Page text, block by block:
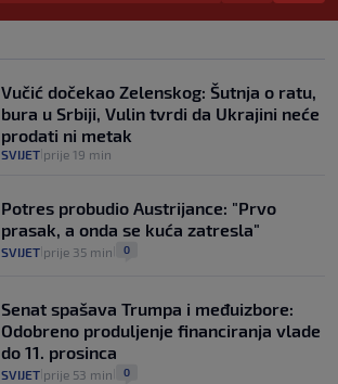
0
automobilom na Hvar iz Zagreba, a
koliko iz Osijeka
14
Vučić dočekao Zelenskog: Šutnja o ratu,
bura u Srbiji, Vulin tvrdi da Ukrajini neće
prodati ni metak
SVIJET prije 19 min
Potres probudio Austrijance: "Prvo
prasak, a onda se kuća zatresla"
SVIJET prije 35 min 0
Senat spašava Trumpa i međuizbore:
Odobreno produljenje financiranja vlade
do 11. prosinca
SVIJET prije 53 min 0